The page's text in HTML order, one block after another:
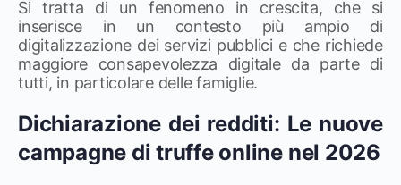
Si tratta di un fenomeno in crescita, che si
inserisce in un contesto più ampio di
digitalizzazione dei servizi pubblici e che richiede
maggiore consapevolezza digitale da parte di
tutti, in particolare delle famiglie.
Dichiarazione dei redditi: Le nuove
campagne di truffe online nel 2026